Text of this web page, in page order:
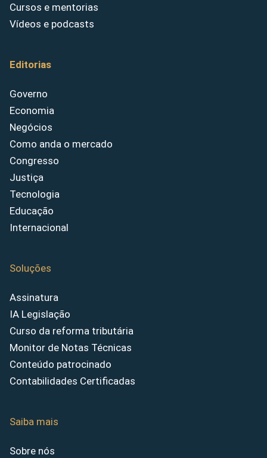
Cursos e mentorias
Vídeos e podcasts
Editorias
Governo
Economia
Negócios
Como anda o mercado
Congresso
Justiça
Tecnologia
Educação
Internacional
Soluções
Assinatura
IA Legislação
Curso da reforma tributária
Monitor de Notas Técnicas
Conteúdo patrocinado
Contabilidades Certificadas
Saiba mais
Sobre nós